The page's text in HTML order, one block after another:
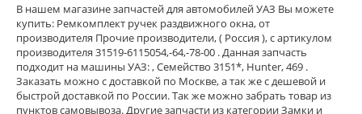
В нашем магазине запчастей для автомобилей УАЗ Вы можете
купить: Ремкомплект ручек раздвижного окна, от
производителя Прочие производители, ( Россия ), с артикулом
производителя 31519-6115054,-64,-78-00 . Данная запчасть
подходит на машины УАЗ: , Семейство 3151*, Hunter, 469 .
Заказать можно с доставкой по Москве, а так же с дешевой и
быстрой доставкой по России. Так же можно забрать товар из
пунктов самовывоза. Другие запчасти из категории Замки и